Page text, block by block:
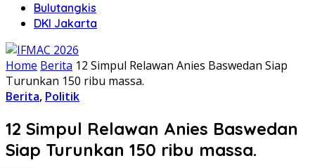
Bulutangkis
DKI Jakarta
Home Berita 12 Simpul Relawan Anies Baswedan Siap
Turunkan 150 ribu massa.
Berita, Politik
12 Simpul Relawan Anies Baswedan
Siap Turunkan 150 ribu massa.